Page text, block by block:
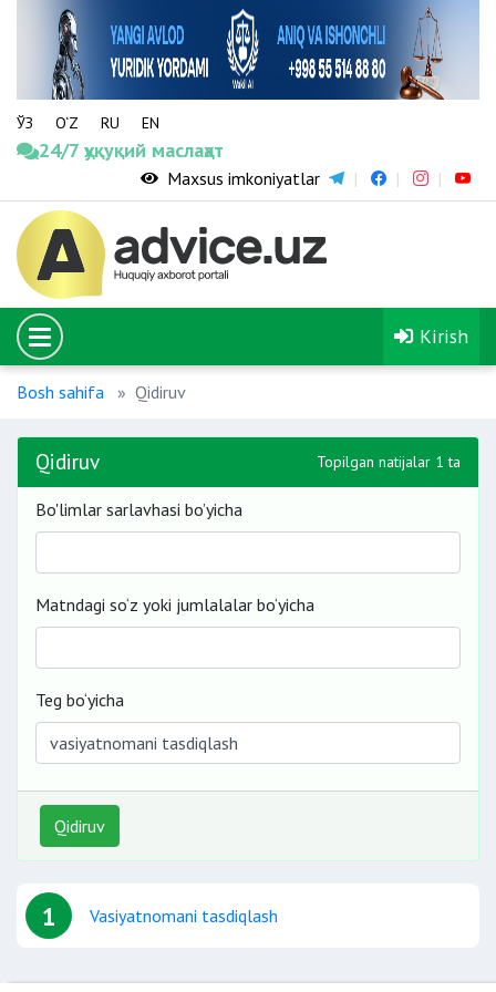
ЎЗ O‘Z RU EN
24/7 ҳуқуқий маслаҳат
Maxsus imkoniyatlar
Kirish
Bosh sahifa Qidiruv
Qidiruv Topilgan natijalar 1 ta
Bo'limlar sarlavhasi bo’yicha
Matndagi so‘z yoki jumlalalar bo‘yicha
Teg bo‘yicha
Qidiruv
1 Vasiyatnomani tasdiqlash